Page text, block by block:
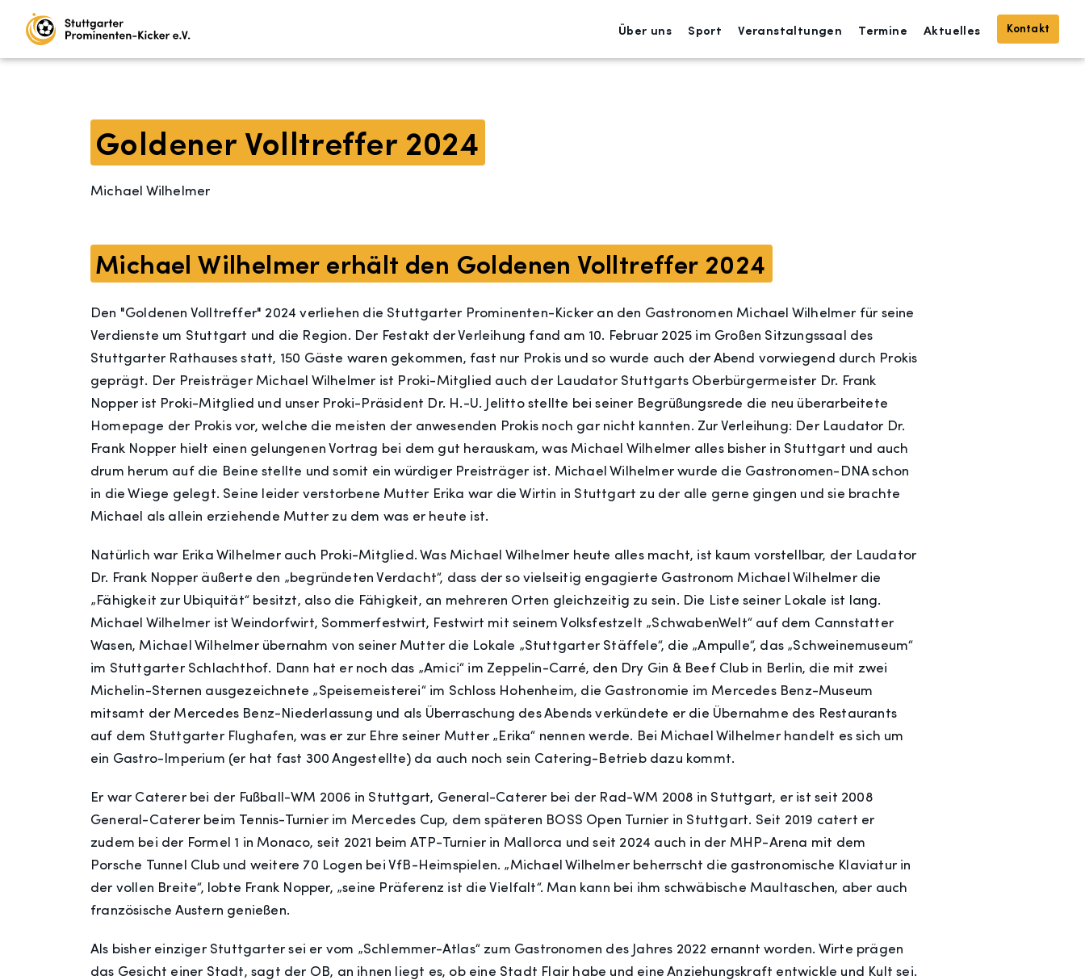
Über uns Sport Veranstaltungen Termine Aktuelles Kontakt
Goldener Volltreffer 2024
Michael Wilhelmer
Michael Wilhelmer erhält den Goldenen Volltreffer 2024
Den "Goldenen Volltreffer" 2024 verliehen die Stuttgarter Prominenten-Kicker an den Gastronomen Michael Wilhelmer für seine
Verdienste um Stuttgart und die Region. Der Festakt der Verleihung fand am 10. Februar 2025 im Großen Sitzungssaal des
Stuttgarter Rathauses statt, 150 Gäste waren gekommen, fast nur Prokis und so wurde auch der Abend vorwiegend durch Prokis
geprägt. Der Preisträger Michael Wilhelmer ist Proki-Mitglied auch der Laudator Stuttgarts Oberbürgermeister Dr. Frank
Nopper ist Proki-Mitglied und unser Proki-Präsident Dr. H.-U. Jelitto stellte bei seiner Begrüßungsrede die neu überarbeitete
Homepage der Prokis vor, welche die meisten der anwesenden Prokis noch gar nicht kannten. Zur Verleihung: Der Laudator Dr.
Frank Nopper hielt einen gelungenen Vortrag bei dem gut herauskam, was Michael Wilhelmer alles bisher in Stuttgart und auch
drum herum auf die Beine stellte und somit ein würdiger Preisträger ist. Michael Wilhelmer wurde die Gastronomen-DNA schon
in die Wiege gelegt. Seine leider verstorbene Mutter Erika war die Wirtin in Stuttgart zu der alle gerne gingen und sie brachte
Michael als allein erziehende Mutter zu dem was er heute ist.
Natürlich war Erika Wilhelmer auch Proki-Mitglied. Was Michael Wilhelmer heute alles macht, ist kaum vorstellbar, der Laudator
Dr. Frank Nopper äußerte den „begründeten Verdacht“, dass der so vielseitig engagierte Gastronom Michael Wilhelmer die
„Fähigkeit zur Ubiquität“ besitzt, also die Fähigkeit, an mehreren Orten gleichzeitig zu sein. Die Liste seiner Lokale ist lang.
Michael Wilhelmer ist Weindorfwirt, Sommerfestwirt, Festwirt mit seinem Volksfestzelt „SchwabenWelt“ auf dem Cannstatter
Wasen, Michael Wilhelmer übernahm von seiner Mutter die Lokale „Stuttgarter Stäffele“, die „Ampulle“, das „Schweinemuseum“
im Stuttgarter Schlachthof. Dann hat er noch das „Amici“ im Zeppelin-Carré, den Dry Gin & Beef Club in Berlin, die mit zwei
Michelin-Sternen ausgezeichnete „Speisemeisterei“ im Schloss Hohenheim, die Gastronomie im Mercedes Benz-Museum
mitsamt der Mercedes Benz-Niederlassung und als Überraschung des Abends verkündete er die Übernahme des Restaurants
auf dem Stuttgarter Flughafen, was er zur Ehre seiner Mutter „Erika“ nennen werde. Bei Michael Wilhelmer handelt es sich um
ein Gastro-Imperium (er hat fast 300 Angestellte) da auch noch sein Catering-Betrieb dazu kommt.
Er war Caterer bei der Fußball-WM 2006 in Stuttgart, General-Caterer bei der Rad-WM 2008 in Stuttgart, er ist seit 2008
General-Caterer beim Tennis-Turnier im Mercedes Cup, dem späteren BOSS Open Turnier in Stuttgart. Seit 2019 catert er
zudem bei der Formel 1 in Monaco, seit 2021 beim ATP-Turnier in Mallorca und seit 2024 auch in der MHP-Arena mit dem
Porsche Tunnel Club und weitere 70 Logen bei VfB-Heimspielen. „Michael Wilhelmer beherrscht die gastronomische Klaviatur in
der vollen Breite“, lobte Frank Nopper, „seine Präferenz ist die Vielfalt“. Man kann bei ihm schwäbische Maultaschen, aber auch
französische Austern genießen.
Als bisher einziger Stuttgarter sei er vom „Schlemmer-Atlas“ zum Gastronomen des Jahres 2022 ernannt worden. Wirte prägen
das Gesicht einer Stadt, sagt der OB, an ihnen liegt es, ob eine Stadt Flair habe und eine Anziehungskraft entwickle und Kult sei.